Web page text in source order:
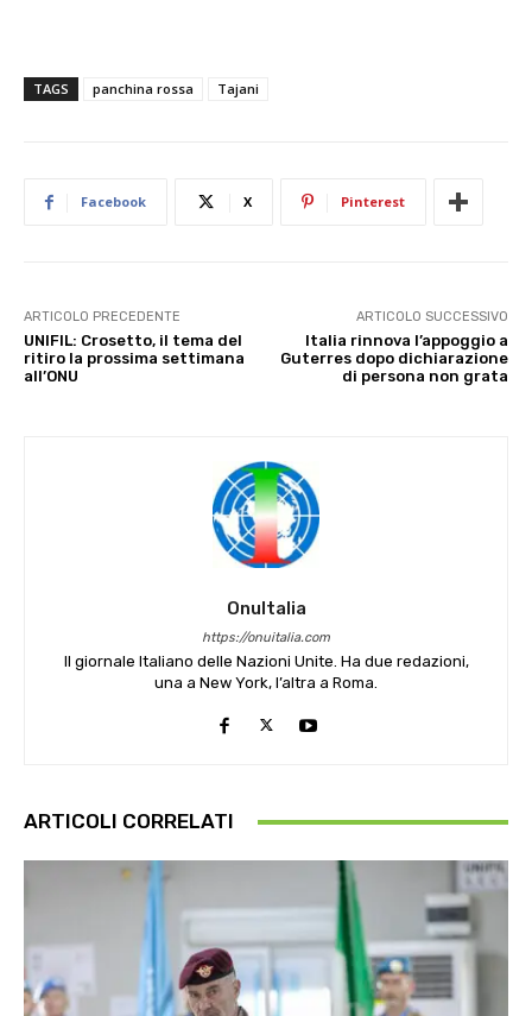
TAGS panchina rossa Tajani
Facebook X Pinterest
ARTICOLO PRECEDENTE
UNIFIL: Crosetto, il tema del
ritiro la prossima settimana
all’ONU
ARTICOLO SUCCESSIVO
Italia rinnova l’appoggio a
Guterres dopo dichiarazione
di persona non grata
OnuItalia
https://onuitalia.com
Il giornale Italiano delle Nazioni Unite. Ha due redazioni,
una a New York, l’altra a Roma.
ARTICOLI CORRELATI